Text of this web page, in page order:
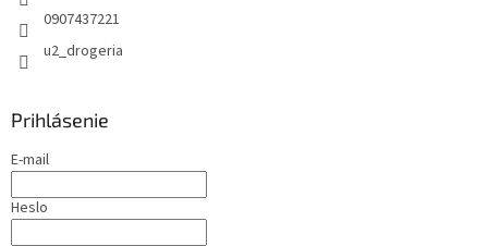
0907437221
u2_drogeria
Prihlásenie
E-mail
Heslo